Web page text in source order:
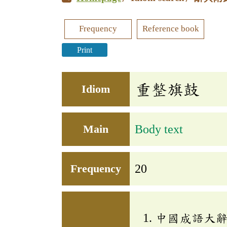
Frequency Reference book
Print
Idiom 重整旗鼓
Main Body text
Frequency 20
中國成語大